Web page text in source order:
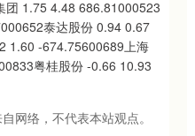
1.75 4.48 686.81000523
泰达股份 0.94 0.67
1.60 -674.75600689上海
粤桂股份 -0.66 10.93
网络，不代表本站观点。